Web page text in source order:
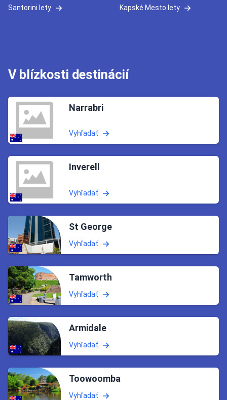
Santorini lety Kapské Mesto lety
V blízkosti destinácií
Narrabri
Vyhľadať
Inverell
Vyhľadať
St George
Vyhľadať
Tamworth
Vyhľadať
Armidale
Vyhľadať
Toowoomba
Vyhľadať